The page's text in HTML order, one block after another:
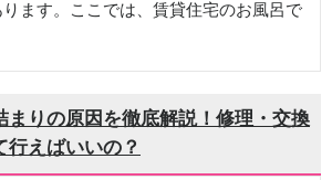
ます。ここでは、賃貸住宅のお風呂で
まりの原因を徹底解説！修理・交換
行えばいいの？